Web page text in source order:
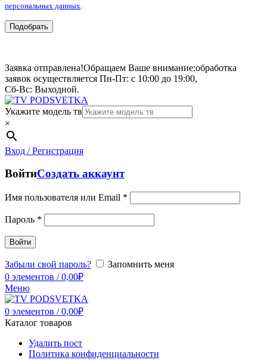
персональных данных
Подобрать
Заявка отправлена!Обращаем Ваше внимание:обработка
заявок осуществляется Пн-Пт: с 10:00 до 19:00,
Сб-Вс: Выходной.
Укажите модель тв
×
Вход / Регистрация
ВойтиСоздать аккаунт
Имя пользователя или Email *
Пароль *
Войти
Забыли свой пароль?
Запомнить меня
0 элементов / 0,00₽
Меню
0 элементов / 0,00₽
Каталог товаров
Удалить пост
Политика конфиденциальности